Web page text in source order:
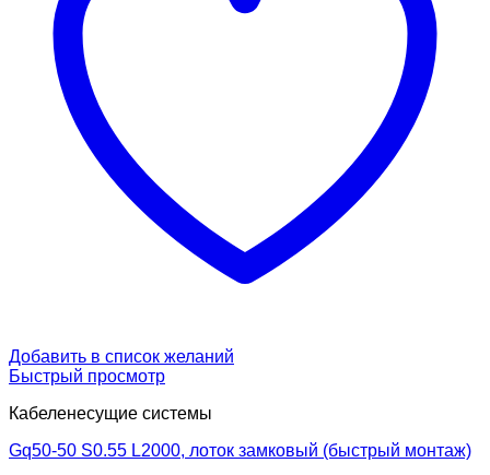
Добавить в список желаний
Быстрый просмотр
Кабеленесущие системы
Gq50-50 S0.55 L2000, лоток замковый (быстрый монтаж)